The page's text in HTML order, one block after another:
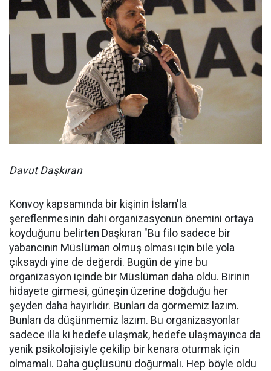
Davut Daşkıran
Konvoy kapsamında bir kişinin İslam'la
şereflenmesinin dahi organizasyonun önemini ortaya
koyduğunu belirten Daşkıran "Bu filo sadece bir
yabancının Müslüman olmuş olması için bile yola
çıksaydı yine de değerdi. Bugün de yine bu
organizasyon içinde bir Müslüman daha oldu. Birinin
hidayete girmesi, güneşin üzerine doğduğu her
şeyden daha hayırlıdır. Bunları da görmemiz lazım.
Bunları da düşünmemiz lazım. Bu organizasyonlar
sadece illa ki hedefe ulaşmak, hedefe ulaşmayınca da
yenik psikolojisiyle çekilip bir kenara oturmak için
olmamalı. Daha güçlüsünü doğurmalı. Hep böyle oldu